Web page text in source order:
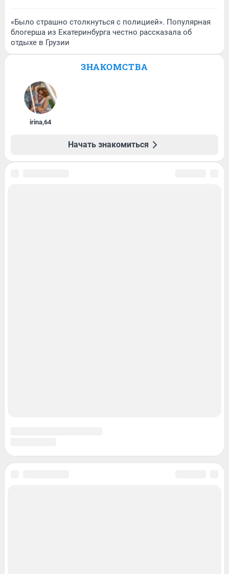
«Было страшно столкнуться с полицией». Популярная
блогерша из Екатеринбурга честно рассказала об
отдыхе в Грузии
ЗНАКОМСТВА
irina,64
Начать знакомиться